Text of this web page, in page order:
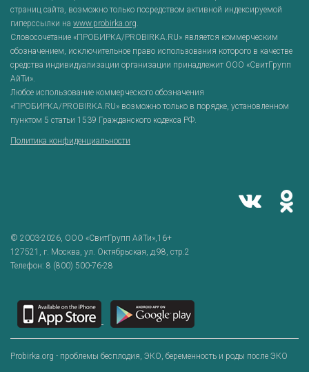
страниц сайта, возможно только посредством активной индексируемой
гиперссылки на www.probirka.org.
Словосочетание «ПРОБИРКА/PROBIRKA.RU» является коммерческим
обозначением, исключительное право использования которого в качестве
средства индивидуализации организации принадлежит ООО «СвитГрупп
АйТи».
Любое использование коммерческого обозначения
«ПРОБИРКА/PROBIRKA.RU» возможно только в порядке, установленном
пунктом 5 статьи 1539 Гражданского кодекса РФ.
Политика конфиденциальности
© 2003-2026, ООО «СвитГрупп АйТи»,16+
127521 , г. Москва, ул. Октябрьская, д.98, стр.2
Телефон: 8 (800) 500-76-28
Probirka.org - проблемы бесплодия, ЭКО, беременность и роды после ЭКО